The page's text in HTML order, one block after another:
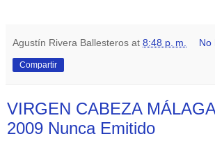
Agustín Rivera Ballesteros at 8:48 p. m. No
Compartir
VIRGEN CABEZA
2009 Nunca Emitido